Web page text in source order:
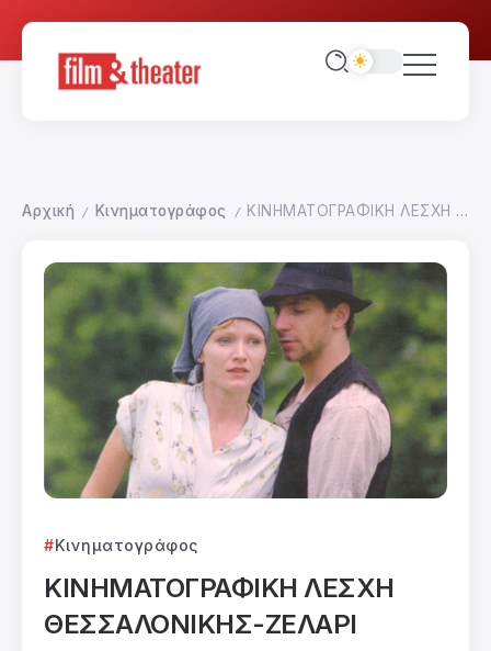
Αρχική / Κινηματογράφος / ΚΙΝΗΜΑΤΟΓΡΑΦΙΚΗ ΛΕΣΧΗ ΘΕΣΣΑΛΟΝΙΚΗΣ-ΖΕΛΑΡΙ
Κινηματογράφος
ΚΙΝΗΜΑΤΟΓΡΑΦΙΚΗ ΛΕΣΧΗ
ΘΕΣΣΑΛΟΝΙΚΗΣ-ΖΕΛΑΡΙ